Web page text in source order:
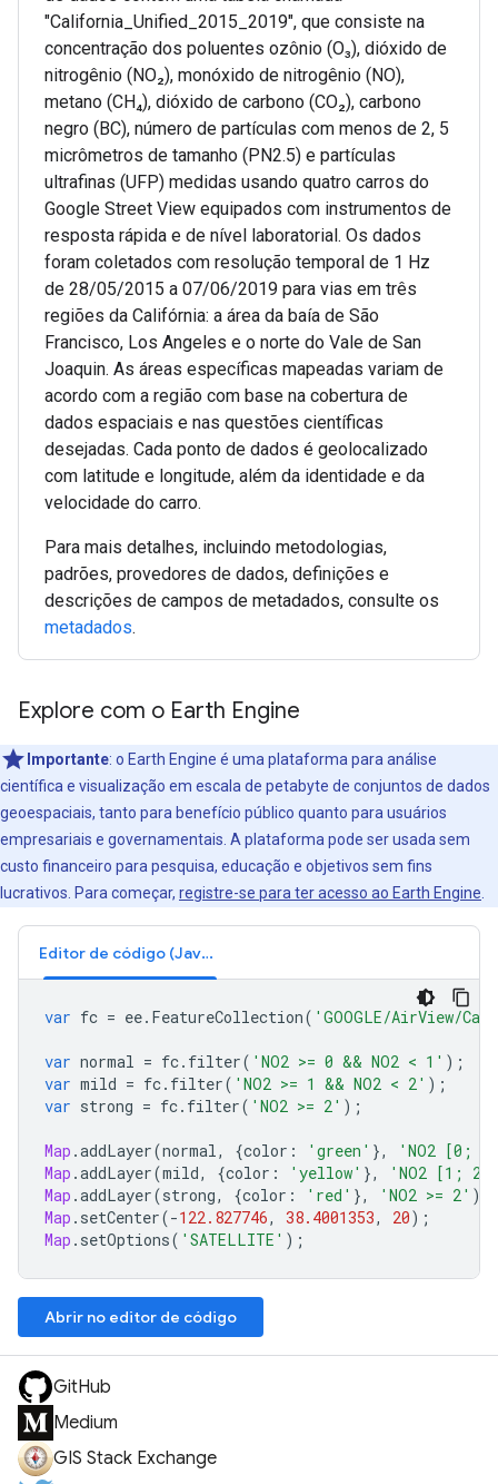
"California_Unified_2015_2019", que consiste na
concentração dos poluentes ozônio (O₃), dióxido de
nitrogênio (NO₂), monóxido de nitrogênio (NO),
metano (CH₄), dióxido de carbono (CO₂), carbono
negro (BC), número de partículas com menos de 2, 5
micrômetros de tamanho (PN2.5) e partículas
ultrafinas (UFP) medidas usando quatro carros do
Google Street View equipados com instrumentos de
resposta rápida e de nível laboratorial. Os dados
foram coletados com resolução temporal de 1 Hz
de 28/05/2015 a 07/06/2019 para vias em três
regiões da Califórnia: a área da baía de São
Francisco, Los Angeles e o norte do Vale de San
Joaquin. As áreas específicas mapeadas variam de
acordo com a região com base na cobertura de
dados espaciais e nas questões científicas
desejadas. Cada ponto de dados é geolocalizado
com latitude e longitude, além da identidade e da
velocidade do carro.
Para mais detalhes, incluindo metodologias,
padrões, provedores de dados, definições e
descrições de campos de metadados, consulte os
metadados.
Explore com o Earth Engine
Importante: o Earth Engine é uma plataforma para análise
científica e visualização em escala de petabyte de conjuntos de dados
geoespaciais, tanto para benefício público quanto para usuários
empresariais e governamentais. A plataforma pode ser usada sem
custo financeiro para pesquisa, educação e objetivos sem fins
lucrativos. Para começar, registre-se para ter acesso ao Earth Engine
Editor de código (JavaScript)
var fc = ee. FeatureCollection( 'GOOGLE/AirView/
var normal = fc. filter( 'NO2 >= 0 && NO2 < 1' );
var mild = fc. filter( 'NO2 >= 1 && NO2 < 2' );
var strong = fc. filter( 'NO2 >= 2' );
Map .addLayer(normal, {color : 'green' },
'NO2 [0;
Map .addLayer(mild, {color : 'yellow' },
'NO2 [1;
Map .addLayer(strong, {color : 'red' }, 'NO2 >= 2' );
Map . setCenter(-122.827746, 38.4001353, 20);
Map . setOptions( 'SATELLITE' );
Abrir no editor de código
GitHub
Medium
GIS Stack Exchange